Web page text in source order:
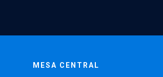
MESA CENTRAL